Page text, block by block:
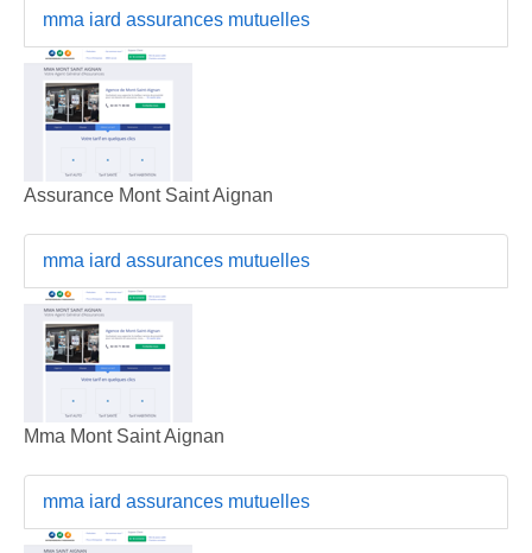
mma iard assurances mutuelles
Assurance Mont Saint Aignan
mma iard assurances mutuelles
Mma Mont Saint Aignan
mma iard assurances mutuelles